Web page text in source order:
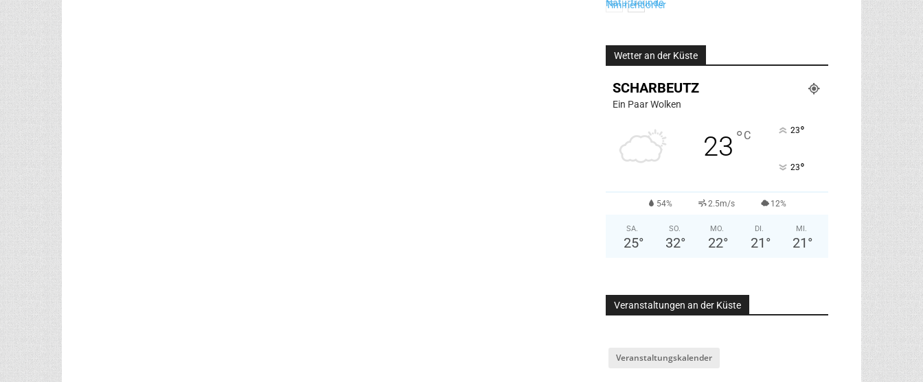
Wetter an der Küste
SCHARBEUTZ
Ein Paar Wolken
23 °C 23°
23°
54% 2.5m/s 12%
SA.
25°
SO.
32°
MO.
22°
DI.
21 °
MI.
21 °
Veranstaltungen an der Küste
Veranstaltungskalender